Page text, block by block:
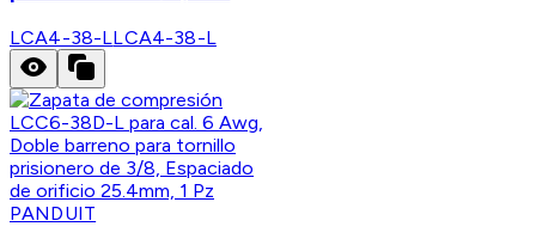
LCA4-38-LLCA4-38-L
PANDUIT